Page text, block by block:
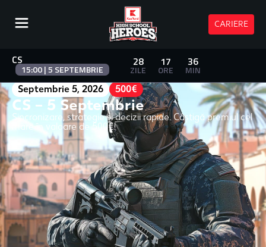
CARIERE
CS
15:00 | 5 SEPTEMBRIE
28
ZILE
17
ORE
36
MIN
Septembrie 5, 2026 500€
CS – 5 Septembrie
Sincronizare, strategie și decizii rapide. Câștigă premiul cel
mare în valoare de 500€!